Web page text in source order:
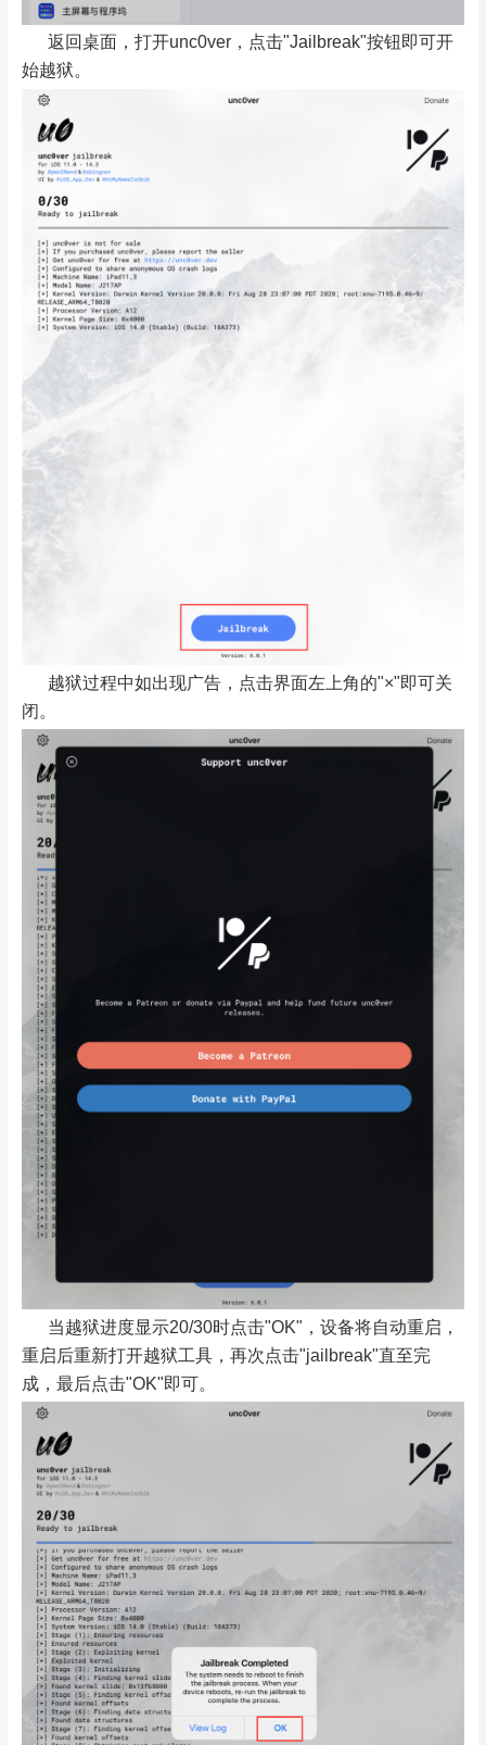
返回桌面，打开unc0ver，点击"Jailbreak"按钮即可开
始越狱。
越狱过程中如出现广告，点击界面左上角的"×"即可关
闭。
当越狱进度显示20/30时点击"OK"，设备将自动重启，
重启后重新打开越狱工具，再次点击"jailbreak"直至完
成，最后点击"OK"即可。